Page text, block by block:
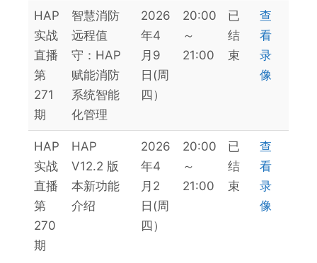
HAP
实战
直播
第
271
期
智慧消防
远程值
守：HAP
赋能消防
系统智能
化管理
2026
年4
月9
日(周
四）
20:00
～
21:00
已
结
束
查
看
录
像
HAP
实战
直播
第
270
期
HAP
V12.2 版
本新功能
介绍
2026
年4
月2
日(周
四）
20:00
～
21:00
已
结
束
查
看
录
像